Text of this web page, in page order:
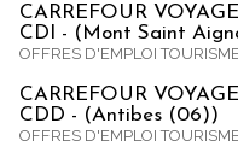
CARREFOUR
CDI - (Mont Saint
OFFRES D'EMPLOI TOURISME
CARREFOUR
CDD - (Antibes (06))
OFFRES D'EMPLOI TOURISME